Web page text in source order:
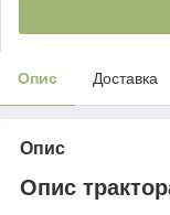
Опис Доставка
Опис
Опис